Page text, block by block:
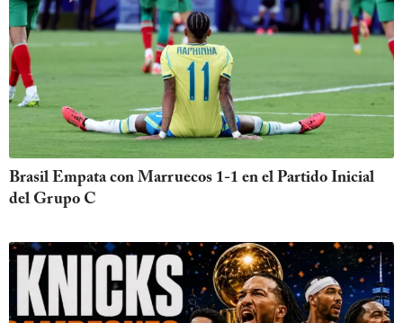
Brasil Empata con Marruecos 1-1 en el Partido Inicial
del Grupo C